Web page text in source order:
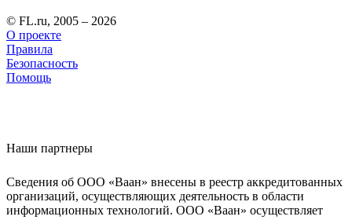
© FL.ru, 2005 – 2026
О проекте
Правила
Безопасность
Помощь
Наши партнеры
Сведения об ООО «Ваан» внесены в реестр аккредитованных
организаций, осуществляющих деятельность в области
информационных технологий. ООО «Ваан» осуществляет